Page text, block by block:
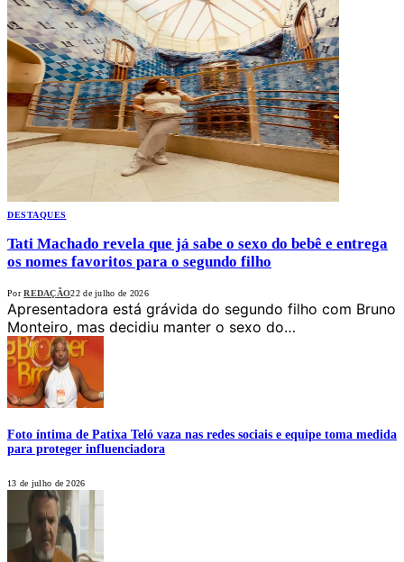
DESTAQUES
Tati Machado revela que já sabe o sexo do bebê e entrega
os nomes favoritos para o segundo filho
Por REDAÇÃO22 de julho de 2026
Apresentadora está grávida do segundo filho com Bruno
Monteiro, mas decidiu manter o sexo do…
Foto íntima de Patixa Teló vaza nas redes sociais e equipe toma medida
para proteger influenciadora
13 de julho de 2026